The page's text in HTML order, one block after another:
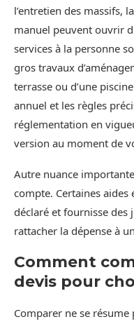
l’entretien des massifs,
manuel peuvent ouvrir
services à la personne
gros travaux
terrasse ou d’une
annuel et les règles
réglementation en
version au moment de
Autre nuance
compte. Certaines
déclaré et fournisse
rattacher la dépense à
Comment
devis pour
Comparer ne se